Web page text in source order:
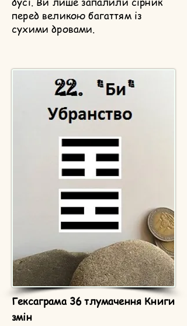
перед великою багаттям із
сухими дровами.
Гексаграма 36 тлумачення Книги
змін